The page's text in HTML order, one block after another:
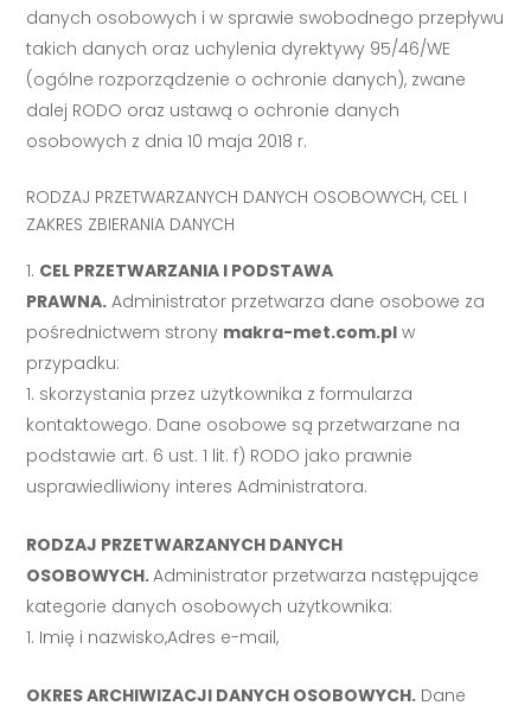
danych osobowych i w sprawie swobodnego przepływu
takich danych oraz uchylenia dyrektywy 95/46/WE
(ogólne rozporządzenie o ochronie danych), zwane
dalej RODO oraz ustawą o ochronie danych
osobowych z dnia 10 maja 2018 r.
RODZAJ PRZETWARZANYCH DANYCH OSOBOWYCH, CEL I
ZAKRES ZBIERANIA DANYCH
CEL PRZETWARZANIA I PODSTAWA
PRAWNA. Administrator przetwarza dane osobowe za
pośrednictwem strony makra-met.com.pl w
przypadku:
skorzystania przez użytkownika z formularza
kontaktowego. Dane osobowe są przetwarzane na
podstawie art. 6 ust. 1 lit. f) RODO jako prawnie
usprawiedliwiony interes Administratora.
RODZAJ PRZETWARZANYCH DANYCH
OSOBOWYCH.Administrator przetwarza następujące
kategorie danych osobowych użytkownika:
Imię i nazwisko,Adres e-mail,
OKRES ARCHIWIZACJI DANYCH OSOBOWYCH. Dane